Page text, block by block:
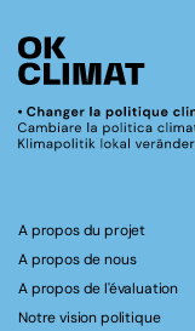
A propos du projet
A propos de nous
A propos de l'évaluation
Notre vision politique